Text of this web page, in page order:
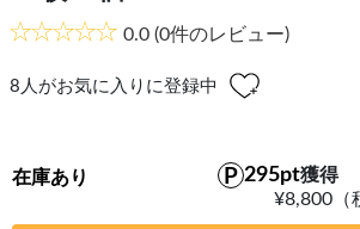
0.0 (0件のレビュー)
8 人がお気に入りに登録中
295pt獲得
¥8,800（
在庫あり